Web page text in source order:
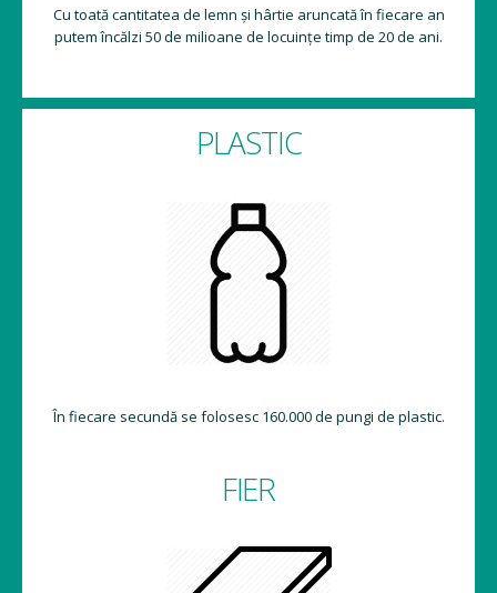
Cu toată cantitatea de lemn și hârtie aruncată în fiecare an
putem încălzi 50 de milioane de locuințe timp de 20 de ani.
PLASTIC
În fiecare secundă se folosesc 160.000 de pungi de plastic.
FIER